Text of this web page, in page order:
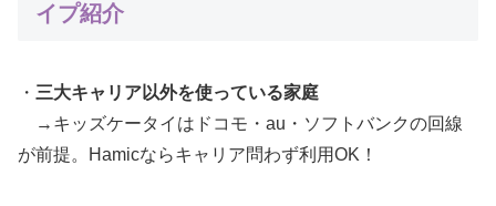
イプ紹介
・ 三大キャリア以外を使っている家庭
→キッズケータイはドコモ・au・ソフトバンクの回線
が前提。Hamicならキャリア問わず利用OK！